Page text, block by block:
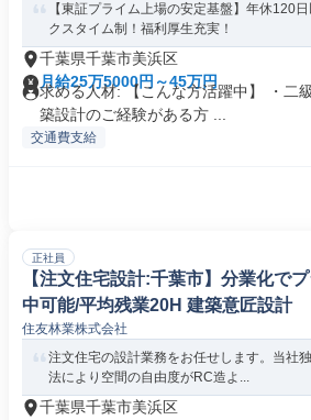
【東証プライム上場の安定基盤】年休120
クスタイム制！福利厚生充実！
千葉県千葉市美浜区
月給25万5000円～45万円
求める人材: 【こんな方活躍中】 ・二
築設計のご経験がある方 ...
交通費支給
正社員
【注文住宅設計:千葉市】分業化で
中可能/平均残業20H 建築意匠設計
住友林業株式会社
注文住宅の設計業務をお任せします。当社
法により空間の自由度がRC造よ...
千葉県千葉市美浜区